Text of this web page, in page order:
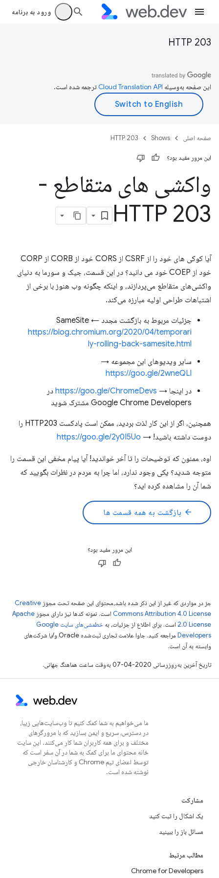
ورود به برنامه
HTTP 203
این صفحه به‌وسیله ترجمه شده است.
صفحه اصلی Shows
HTTP 203
این مرور مفید بود؟
واکشی های متقاطع -
HTTP 203
آیا کوکی های خود را از CSRF از CORS خود از CORB از CORP
خود از COEP خود می دانید؟ در این قسمت، جیک و سورما به دنیای
واکشی‌های متقاطع می‌پردازند، و اینکه چگونه وب هنوز با برخی از
اشتباهات طراحی اولیه مبارزه می‌کند.
جزئیات مربوط به بازگشت مجدد SameSite ←
https://blog.chromium.org/2020/04/temporari
ly-rolling-back-samesite.html
سایر ویدیوهای این مجموعه →
https://goo.gle/2wneQLl
در اینجا → https://goo.gle/ChromeDevs در
Google Chrome Developers مشترک شوید
همچنین، اگر از این کار لذت بردید، ممکن است پادکست HTTP203 را
دوست داشته باشید! → https://goo.gle/2y0I5Uo
اوه، ممنون که توضیحات را تا آخر خواندید! آیا پیام مخفی این قسمت را
متوجه شدید؟ یکی وجود ندارد، اما چرا به مردم در نظرات بگویید که
شما آن را مشاهده کرده اید؟
arrow_back بازگشت به همه قسمت ها
این مرور مفید بود؟
جز در مواردی که غیر از این ذکر شده باشد،‌محتوای این صفحه تحت مجوز Creative
Commons Attribution 4.0 License است. نمونه کدها نیز دارای مجوز Apache
2.0 License است. برای اطلاع از جزئیات، به
خطمشی‌های سایت Google
Developers‏
مراجعه کنید. جاوا علامت تجاری ثبت‌شده Oracle و/یا شرکت‌های
وابسته به آن است.
تاریخ آخرین به‌روزرسانی 2020-04-07 به‌وقت ساعت هماهنگ جهانی.
ما می‌خواهیم به شما کمک کنیم تا وب‌سایت‌هایی زیبا،
در دسترس، سریع و ایمن بسازید که با مرورگرهای
مختلف و برای همه کاربران شما کار می‌کنند. این سایت
خانه محتوای ما برای کمک به شما در آن سفر است که
توسط اعضای تیم Chrome و کارشناسان خارجی
نوشته شده است.
مشارکت
یک اشکال را ثبت کنید
مسائل باز را ببینید
مطالب مرتبط
Chrome for Developers